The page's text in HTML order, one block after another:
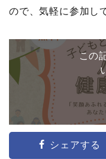
ので、気軽に参加し
この
シェアする